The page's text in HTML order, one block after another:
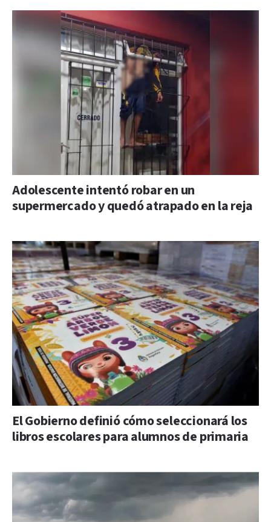
Adolescente intentó robar en un
supermercado y quedó atrapado en la reja
El Gobierno definió cómo seleccionará los
libros escolares para alumnos de primaria